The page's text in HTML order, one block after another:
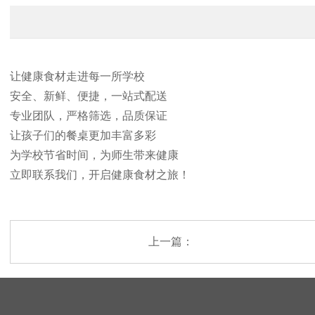
让健康食材走进每一所学校
安全、新鲜、便捷，一站式配送
专业团队，严格筛选，品质保证
让孩子们的餐桌更加丰富多彩
为学校节省时间，为师生带来健康
立即联系我们，开启健康食材之旅！
上一篇：